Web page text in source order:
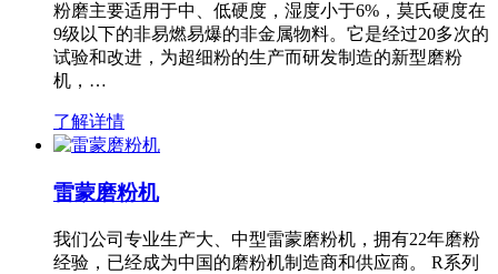
粉磨主要适用于中、低硬度，湿度小于6%，莫氏硬度在
9级以下的非易燃易爆的非金属物料。它是经过20多次的
试验和改进，为超细粉的生产而研发制造的新型磨粉
机，…
了解详情
雷蒙磨粉机
我们公司专业生产大、中型雷蒙磨粉机，拥有22年磨粉
经验，已经成为中国的磨粉机制造商和供应商。 R系列